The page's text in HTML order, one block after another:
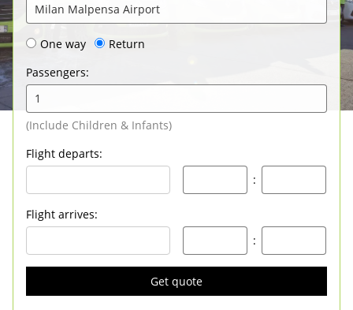
Milan Malpensa Airport
One way
Return
Passengers:
1
Flight departs:
:
Flight arrives:
:
Get quote